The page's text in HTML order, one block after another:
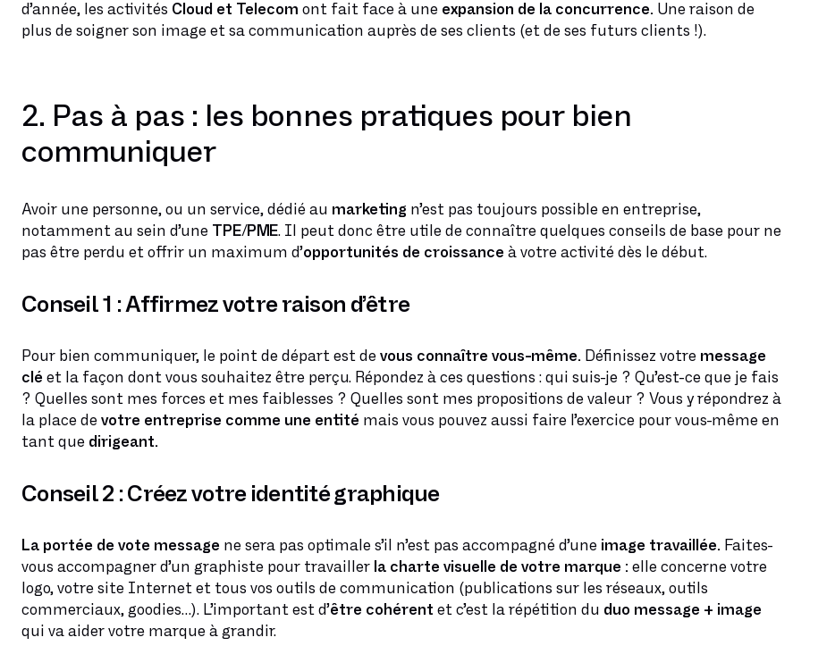
d’année, les activités Cloud et Telecom ont fait face à une expansion de la concurrence. Une raison de
plus de soigner son image et sa communication auprès de ses clients (et de ses futurs clients !).
2. Pas à pas : les bonnes pratiques pour bien
communiquer
Avoir une personne, ou un service, dédié au marketing n’est pas toujours possible en entreprise,
notamment au sein d’une TPE/PME. Il peut donc être utile de connaître quelques conseils de base pour ne
pas être perdu et offrir un maximum d’opportunités de croissance à votre activité dès le début.
Conseil 1 : Affirmez votre raison d’être
Pour bien communiquer, le point de départ est de vous connaître vous-même. Définissez votre message
clé et la façon dont vous souhaitez être perçu. Répondez à ces questions : qui suis-je ? Qu’est-ce que je fais
? Quelles sont mes forces et mes faiblesses ? Quelles sont mes propositions de valeur ? Vous y répondrez à
la place de votre entreprise comme une entité mais vous pouvez aussi faire l’exercice pour vous-même en
tant que dirigeant.
Conseil 2 : Créez votre identité graphique
La portée de vote message ne sera pas optimale s’il n’est pas accompagné d’une image travaillée. Faites-
vous accompagner d’un graphiste pour travailler la charte visuelle de votre marque : elle concerne votre
logo, votre site Internet et tous vos outils de communication (publications sur les réseaux, outils
commerciaux, goodies…). L’important est d’être cohérent et c’est la répétition du duo message + image
qui va aider votre marque à grandir.